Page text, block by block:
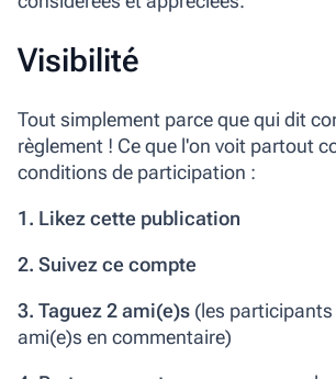
Visibilité
Tout simplement parce que qui dit
règlement ! Ce que l'on voit partout
conditions de participation :
1. Likez cette publication
2. Suivez ce compte
3. Taguez 2 ami(e)s (les
ami(e)s en commentaire)